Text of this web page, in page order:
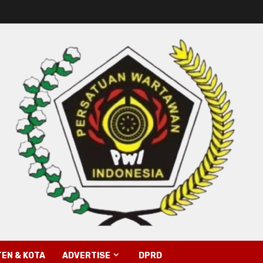
& KOTA ADVERTISE DPRD